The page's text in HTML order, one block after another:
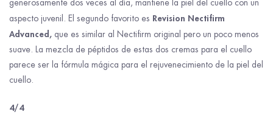
generosamente dos veces al día, mantiene la piel del cuello con un
aspecto juvenil. El segundo favorito es Revision Nectifirm
Advanced, que es similar al Nectifirm original pero un poco menos
suave. La mezcla de péptidos de estas dos cremas para el cuello
parece ser la fórmula mágica para el rejuvenecimiento de la piel del
cuello.
4/4